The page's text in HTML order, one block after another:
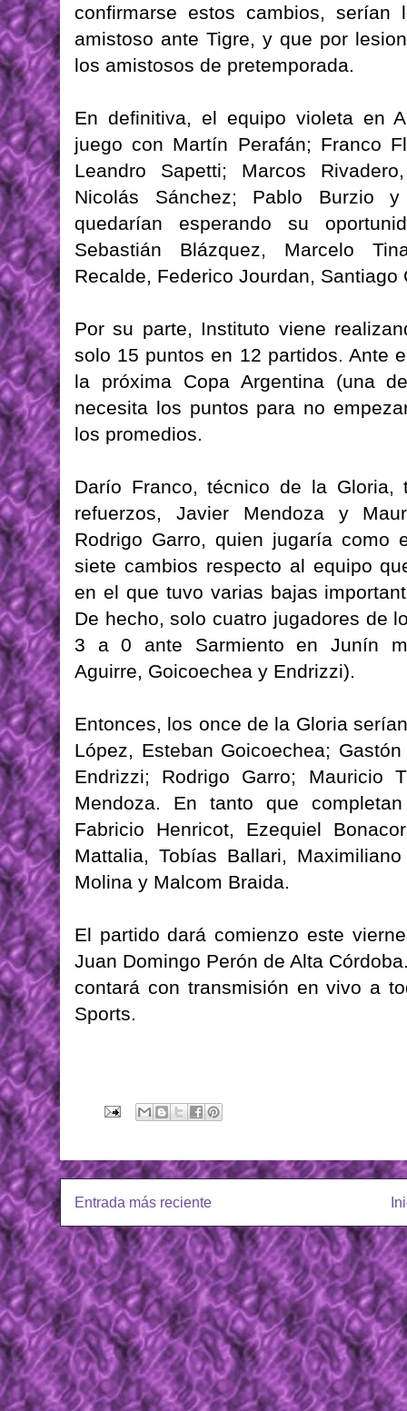
confirmarse estos cambios,
amistoso ante Tigre, y que por
los amistosos de pretemporada.
En definitiva, el equipo violeta en
juego con Martín Perafán; Franco
Leandro Sapetti; Marcos
Nicolás Sánchez; Pablo Burzio
quedarían esperando su
Sebastián Blázquez, Marcelo
Recalde, Federico Jourdan,
Por su parte, Instituto viene
solo 15 puntos en 12 partidos. Ante
la próxima Copa Argentina (una
necesita los puntos para no
los promedios.
Darío Franco, técnico de la
refuerzos, Javier Mendoza y
Rodrigo Garro, quien jugaría como
siete cambios respecto al equipo
en el que tuvo varias bajas
De hecho, solo cuatro jugadores de
3 a 0 ante Sarmiento en Junín
Aguirre, Goicoechea y Endrizzi).
Entonces, los once de la Gloria
López, Esteban Goicoechea;
Endrizzi; Rodrigo Garro; Mauricio
Mendoza. En tanto que
Fabricio Henricot, Ezequiel
Mattalia, Tobías Ballari,
Molina y Malcom Braida.
El partido dará comienzo este
Juan Domingo Perón de Alta
contará con transmisión en vivo a
Sports.
Entrada más reciente